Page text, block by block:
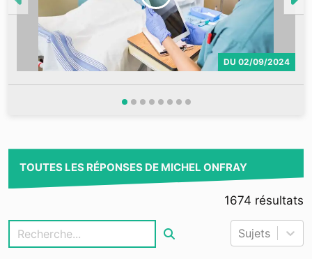
DU 02/09/2024
TOUTES LES RÉPONSES DE MICHEL ONFRAY
1674 résultats
Sujets